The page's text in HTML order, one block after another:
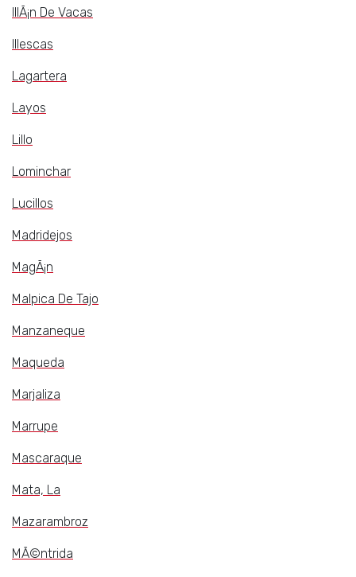
IllÃ¡n De Vacas
Illescas
Lagartera
Layos
Lillo
Lominchar
Lucillos
Madridejos
MagÃ¡n
Malpica De Tajo
Manzaneque
Maqueda
Marjaliza
Marrupe
Mascaraque
Mata, La
Mazarambroz
MÃ©ntrida